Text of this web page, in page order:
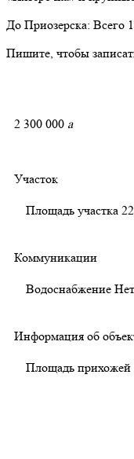
До Приозерска: Всего
Пишите, чтобы
2 300 000 a
Участок
Площадь участка
Коммуникации
Водоснабжение Нет
Информация об
Площадь прихожей